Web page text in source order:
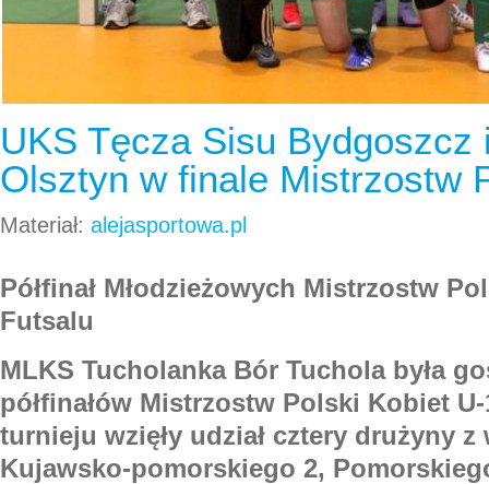
UKS Tęcza Sisu Bydgoszcz
Olsztyn w finale Mistrzostw
Materiał: alejasportowa.pl
Półfinał Młodzieżowych Mistrzostw
Futsalu
MLKS Tucholanka Bór Tuchola była
półfinałów Mistrzostw Polski Kobiet
turnieju wzięły udział cztery drużyny
Kujawsko-pomorskiego 2,